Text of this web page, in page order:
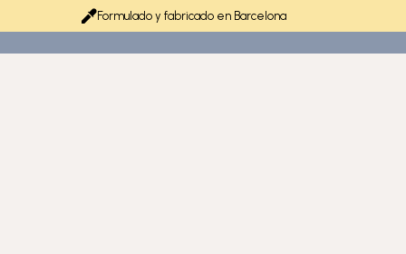
Formulado y fabricado en Barcelona